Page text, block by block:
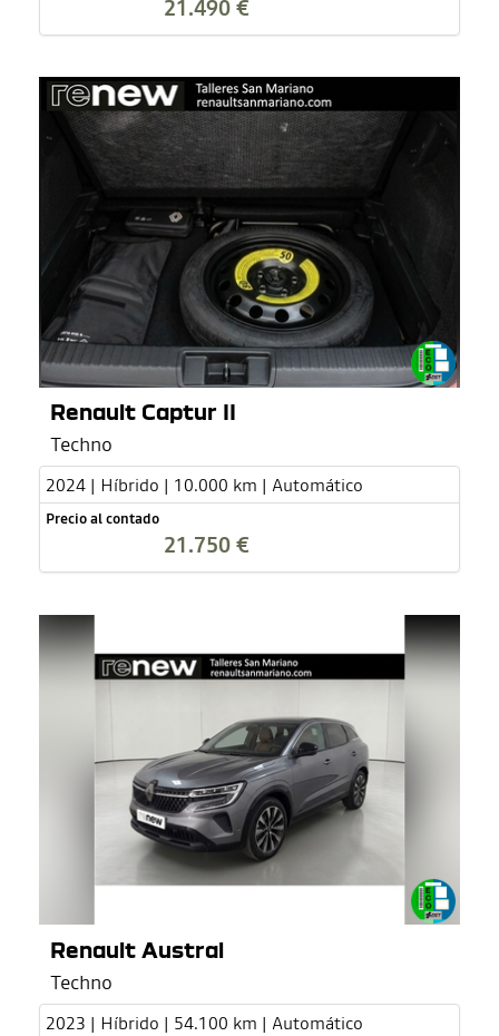
21.490 €
Renault Captur II
Techno
2024 | Híbrido | 10.000 km | Automático
Precio al contado
21.750 €
Renault Austral
Techno
2023 | Híbrido | 54.100 km | Automático